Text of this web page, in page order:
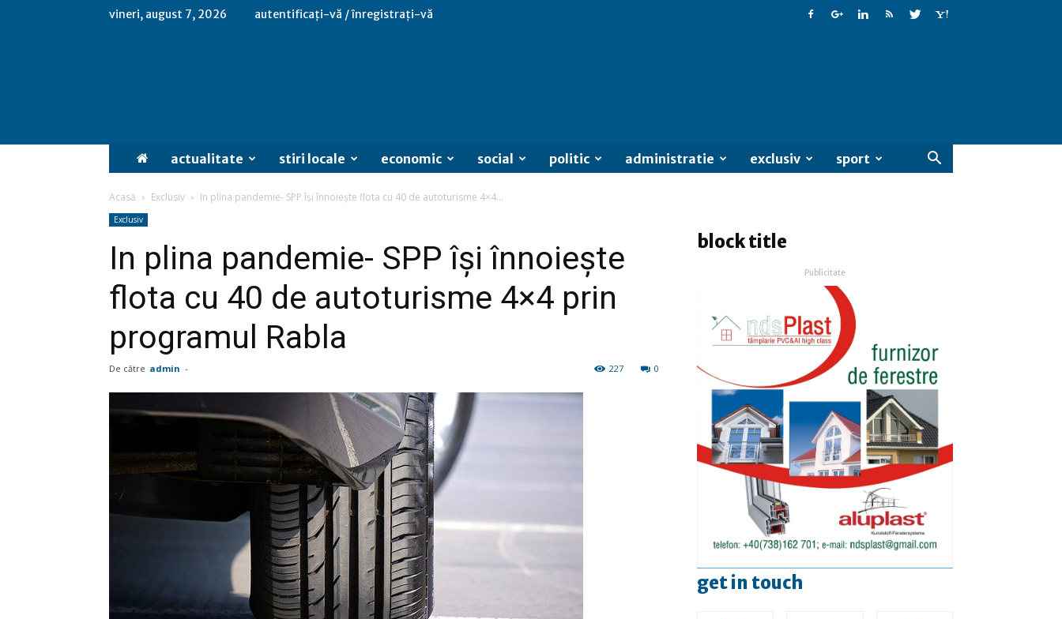
vineri, august 7, 2026 autentificați-vă / înregistrați-vă
actualitate stiri locale economic social politic administratie exclusiv sport
Acasă Exclusiv In plina pandemie- SPP îşi înnoieşte flota cu 40 de autoturisme 4×4...
Exclusiv
In plina pandemie- SPP îşi înnoieşte
flota cu 40 de autoturisme 4×4 prin
programul Rabla
De către admin - 0
227
block title
Publicitate
get in touch